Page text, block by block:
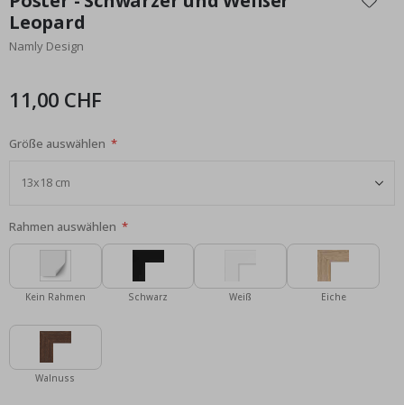
der
Bildgalerie
springen
Leopard
Namly Design
11,00 CHF
Größe auswählen
Rahmen auswählen
Kein Rahmen Schwarz Weiß Eiche
Walnuss